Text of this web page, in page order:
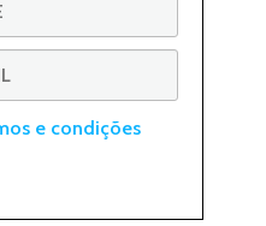
e condições